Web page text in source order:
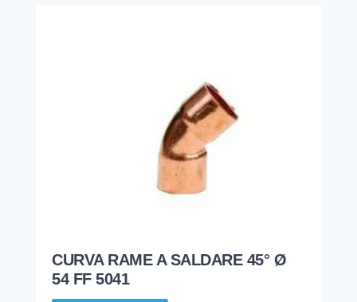
CURVA RAME A SALDARE 45° Ø
54 FF 5041